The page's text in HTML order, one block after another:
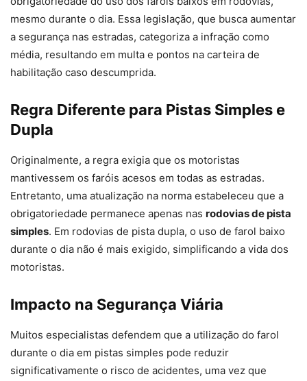
mesmo durante o dia. Essa legislação, que busca aumentar
a segurança nas estradas, categoriza a infração como
média, resultando em multa e pontos na carteira de
habilitação caso descumprida.
Regra Diferente para Pistas Simples e
Dupla
Originalmente, a regra exigia que os motoristas
mantivessem os faróis acesos em todas as estradas.
Entretanto, uma atualização na norma estabeleceu que a
obrigatoriedade permanece apenas nas rodovias de pista
simples. Em rodovias de pista dupla, o uso de farol baixo
durante o dia não é mais exigido, simplificando a vida dos
motoristas.
Impacto na Segurança Viária
Muitos especialistas defendem que a utilização do farol
durante o dia em pistas simples pode reduzir
significativamente o risco de acidentes, uma vez que